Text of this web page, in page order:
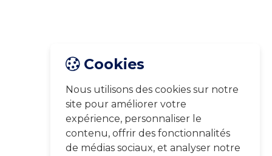
Cookies
Nous utilisons des cookies sur notre
site pour améliorer votre
expérience, personnaliser le
contenu, offrir des fonctionnalités
de médias sociaux, et analyser notre